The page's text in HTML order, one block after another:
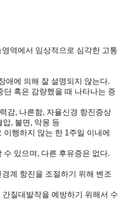
역에서 임상적으로 심각한 고통
에 의해 잘 설명되지 않는다.
혹은 감량했을 때 나타나는 증
감, 나른함, 자율신경 항진증상
, 불면, 악몽 등
행하지 않는 한 1주일 이내에
있으며, 다른 후유증은 없다.
계 항진을 조절하기 위해 벤조
질대발작을 예방하기 위해서 수